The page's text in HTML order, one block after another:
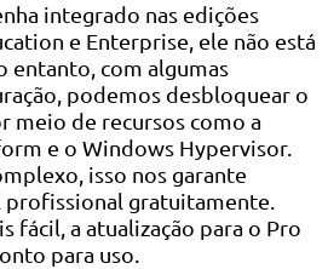
integrado nas edições
e Enterprise, ele não está
entanto, com algumas
podemos desbloquear o
meio de recursos como a
e o Windows Hypervisor.
isso nos garante
gratuitamente.
fácil, a atualização para o Pro
para uso.